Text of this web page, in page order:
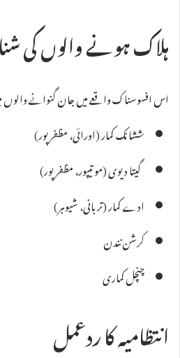
ہلاک ہونے والوں کی
اس افسوسناک واقعے میں جان گنوانے والوں
ششانک کمار (اورائی، مظفرپور)
گیتا دیوی (موتیپور، مظفرپور)
ادے کمار (تربانی، شیوہر)
کرشن نندن
چنچل کماری
انتظامیہ کا ردعمل